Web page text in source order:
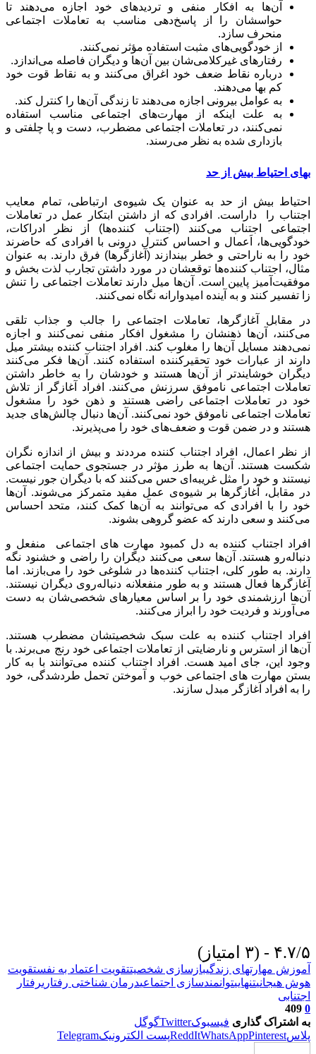
آن‌ها به افکار منفی و تردیدهای خود اجازه می‌دهند تا
حواسشان را از پاسخ‌دهی مناسب به تعاملات اجتماعی
منحرف سازد.
از خودگویی‌های مثبت استفاده مؤثر نمی‌کنند.
رفتارهای غیرکلامی‌شان بین آن‌ها و دیگران فاصله می‌اندازد.
درباره نقاط ضعف خود اغراق می‌کنند و به نقاط قوت خود
کم بها می‌دهند.
به عوامل بیرونی اجازه می‌دهند تا زندگی آن‌ها را کنترل کند.
به علت اینکه از مهارت‌های اجتماعی مناسب استفاده
نمی‌کنند، در تعاملات اجتماعی مضطرب، دست و پا چلفتی و
بازداری شده به نظر می‌رسند.
بهای احتیاط بیش از حد
احتیاط بیش از حد به عنوان یک شیوه‌ی ارتباطی، تمام معایب
اجتناب را داراست. افرادی که از داشتن ابتکار عمل در تعاملات
اجتماعی اجتناب می‌کنند (اجتناب کننده‌ها) از نظر ادراکات،
خودگویی‌ها، اَعمال و احساس کنترل درونی با افرادی که حاضرند
خود را به ناراحتی و خطر بیندازند (آغازگرها) فرق دارند. به عنوان
مثال، اجتناب کننده‌ها توقعشان در مورد داشتن تجارب لذت بخش و
موفقیت‌آمیز پایین است. آن‌ها میل دارند تعاملات اجتماعی را تنش
زا تفسیر کنند و به آینده امیدوارانه نگاه نمی‌کنند.
در مقابل آغازگرها، تعاملات اجتماعی را جالب و جذاب تلقی
می‌کنند، آن‌ها ذهنشان را مشغول افکار منفی نمی‌کنند و اجازه
نمی‌دهند مسایل آن‌ها را مغلوب کند. افراد اجتناب کننده بیشتر میل
دارند از عبارات خود تحقیرکننده استفاده کنند. آن‌ها فکر می‌کنند
دیگران خوشایندتر از آن‌ها هستند و خودشان را به خاطر داشتن
تعاملات اجتماعی ناموفق سرزنش می‌کنند. افراد آغازگر از تلاش
خود در تعاملات اجتماعی راضی هستند و ذهن خود را مشغول
تعاملات اجتماعی ناموفق خود نمی‌کنند. آن‌ها دنبال چالش‌های جدید
هستند و در ضمن قوت و ضعف‌های خود را می‌پذیرند.
از نظر اعمال، افراد اجتناب کننده مرددند و بیش از اندازه نگران
شکست هستند. آن‌ها به طرز مؤثر در جستجوی حمایت اجتماعی
نیستند و خود را مثل غریبه‌ای حس می‌کنند که با دیگران جور نیست.
در مقابل، آغازگرها بر شیوه‌ی عمل مفید متمرکز می‌شوند. آن‌ها
خود را با افرادی که می‌توانند به آن‌ها کمک کنند، متحد احساس
می‌کنند و سعی دارند که عضو گروهی بشوند.
افراد اجتناب کننده به دل کمبود مهارت های اجتماعی منفعل و
دنباله‌رو هستند. آن‌ها سعی می‌کنند دیگران را راضی و خشنود نگه
دارند. به طور کلی، اجتناب کننده‌ها در شلوغی خود را می‌بازند. اما
آغازگرها فعال هستند و به طور منفعلانه دنباله‌روی دیگران نیستند.
آن‌ها ارزشمندی خود را بر اساس معیارهای شخصی‌شان به دست
می‌آورند و فردیت خود را ابراز می‌کنند.
افراد اجتناب کننده به علت سبک شخصیتشان مضطرب هستند.
آن‌ها از استرس و نارضایتی از تعاملات اجتماعی خود رنج می‌برند. با
وجود این، جای امید هست. افراد اجتناب کننده می‌توانند با به کار
بستن مهارت‌ های اجتماعی خوب و آموختن تحمل طردشدگی، خود
را به افراد آغازگر مبدل سازند.
۴.۷/۵ - (۳ امتیاز)
آموزش مهارتهای زندگیبازسازی شخصیتتقویت اعتماد به نفستقویت
هوش هیجانیتنهاییتوانمندسازی اجتماعیدرمان شناختی رفتاریرفتار
اجتنابی
0
409
به اشتراک گذاری فیسبوکTwitterگوگل
پلاس
ReddItWhatsAppPinterest پست الکترونیکTelegram